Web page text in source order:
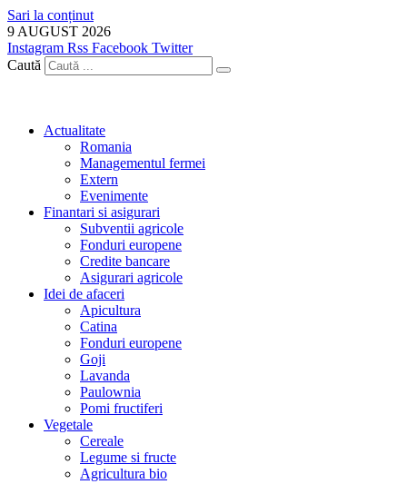
Sari la conținut
9 AUGUST 2026
Instagram Rss Facebook Twitter
Caută
Actualitate
Romania
Managementul fermei
Extern
Evenimente
Finantari si asigurari
Subventii agricole
Fonduri europene
Credite bancare
Asigurari agricole
Idei de afaceri
Apicultura
Catina
Fonduri europene
Goji
Lavanda
Paulownia
Pomi fructiferi
Vegetale
Cereale
Legume si fructe
Agricultura bio